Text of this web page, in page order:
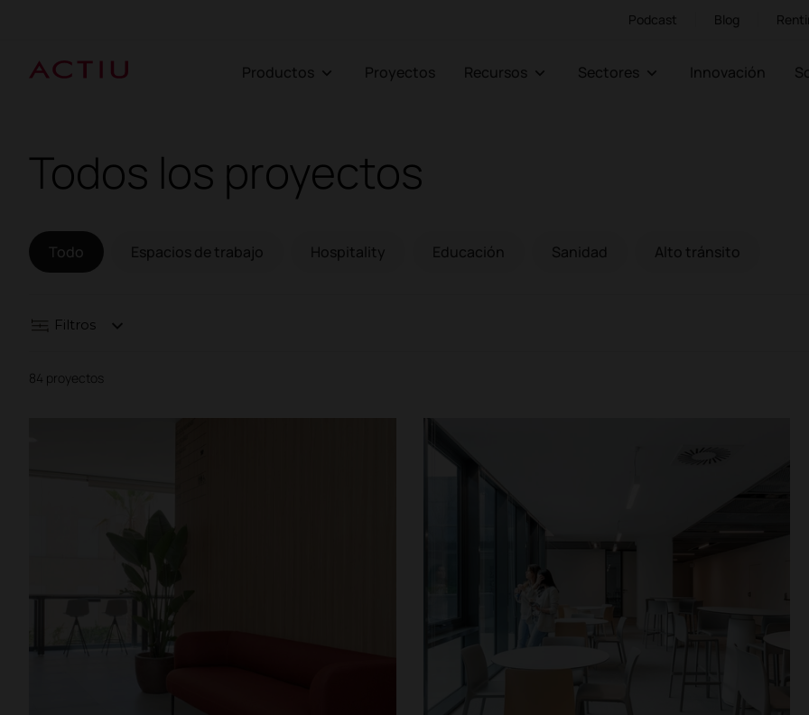
Podcast Blog
Productos Proyectos Recursos Sectores Innovación
Todos los proyectos
Todo Espacios de trabajo Hospitality Educación Sanidad Alto tránsito
Filtros
Espacios de trabajo
Residencias y colegios mayores
84 proyectos